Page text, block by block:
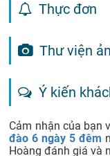
Thực đơn
Thư viện
Ý kiến
Cảm nhận của bạn
đào 6 ngày 5 đêm
Hoàng đánh giá và